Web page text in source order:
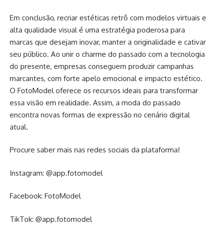
Em conclusão, recriar estéticas retrô com modelos virtuais e
alta qualidade visual é uma estratégia poderosa para
marcas que desejam inovar, manter a originalidade e cativar
seu público. Ao unir o charme do passado com a tecnologia
do presente, empresas conseguem produzir campanhas
marcantes, com forte apelo emocional e impacto estético.
O FotoModel oferece os recursos ideais para transformar
essa visão em realidade. Assim, a moda do passado
encontra novas formas de expressão no cenário digital
atual.
Procure saber mais nas redes sociais da plataforma!
Instagram: @app.fotomodel
Facebook: FotoModel
TikTok: @app.fotomodel